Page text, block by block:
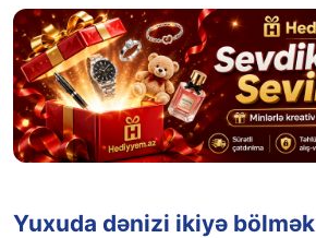
Yuxuda dənizi ikiyə bölmək